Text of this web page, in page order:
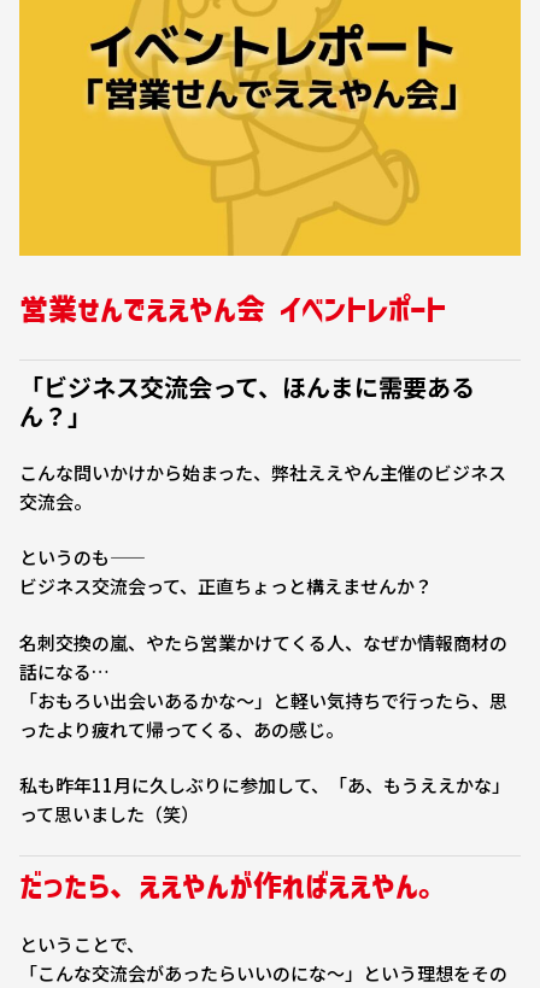
営業せんでええやん会 イベントレポート
「ビジネス交流会って、ほんまに需要ある
ん？」
こんな問いかけから始まった、弊社ええやん主催のビジネス
交流会。
というのも——
ビジネス交流会って、正直ちょっと構えませんか？
名刺交換の嵐、やたら営業かけてくる人、なぜか情報商材の
話になる…
「おもろい出会いあるかな〜」と軽い気持ちで行ったら、思
ったより疲れて帰ってくる、あの感じ。
私も昨年11月に久しぶりに参加して、「あ、もうええかな」
って思いました（笑）
だったら、ええやんが作ればええやん。
ということで、
「こんな交流会があったらいいのにな〜」という理想をその